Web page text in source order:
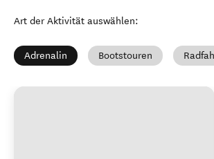
Art der Aktivität auswählen:
Adrenalin Bootstouren